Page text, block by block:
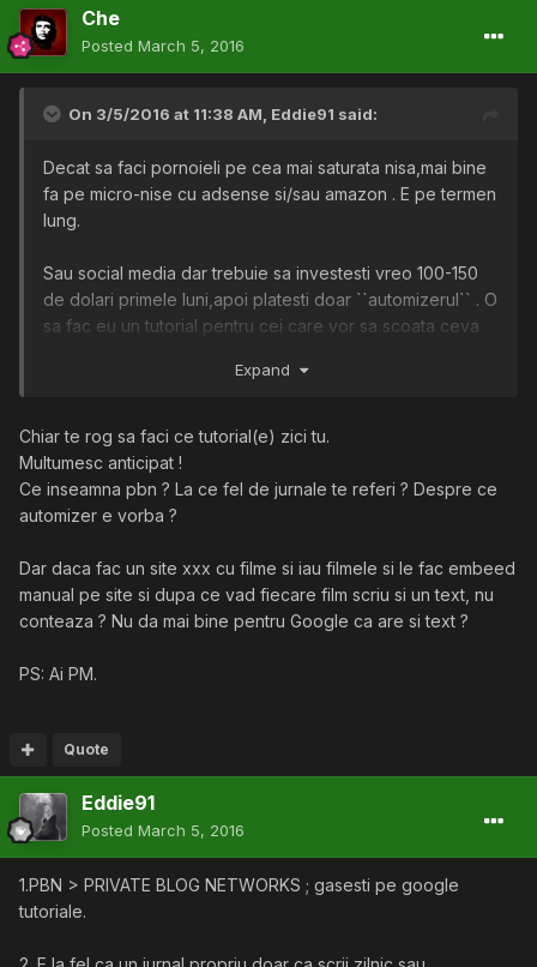
Che
Posted March 5, 2016
On 3/5/2016 at 11:38 AM, Eddie91 said:
Decat sa faci pornoieli pe cea mai saturata nisa,mai bine
fa pe micro-nise cu adsense si/sau amazon . E pe termen
lung.
Sau social media dar trebuie sa investesti vreo 100-150
de dolari primele luni,apoi platesti doar ``automizerul`` . O
sa fac eu un tutorial pentru cei care vor sa scoata ceva
Ce ai zis tu nu e link building,e pbn si nu are nici o noima
sau efect, doar daca ai ranka slab xx site-uri si le voi
pointa catre unul singur,dar si atunci e relativ.
pe atat de multe site-uri intr-un timp atat de scurt
Expand
Chiar te rog sa faci ce tutorial(e) zici tu.
Multumesc anticipat !
Ce inseamna pbn ? La ce fel de jurnale te referi ? Despre ce
automizer e vorba ?
Dar daca fac un site xxx cu filme si iau filmele si le fac embeed
manual pe site si dupa ce vad fiecare film scriu si un text, nu
conteaza ? Nu da mai bine pentru Google ca are si text ?
PS: Ai PM.
Quote
Eddie91
Posted March 5, 2016
1.PBN > PRIVATE BLOG NETWORKS ; gasesti pe google
tutoriale.